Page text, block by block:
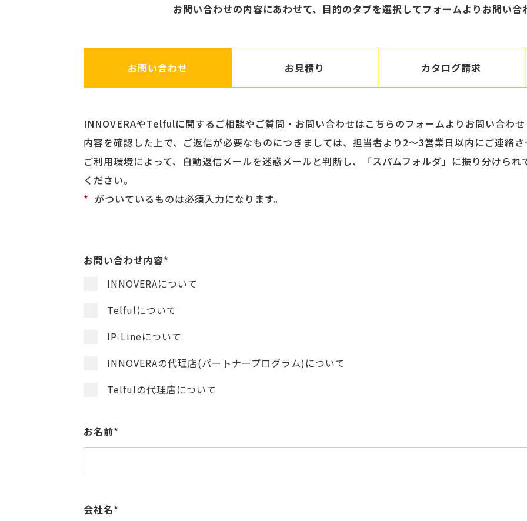
お問い合わせの内容にあわせて、目的のタブを選択してフォームよりお問い合
お問い合わせ お見積り カタログ請求
INNOVERAやTelfulに関するご相談やご質問・お問い合わせはこちらのフォームよりお問い合わ
内容を確認した上で、ご返信が必要なものにつきましては、担当者より2〜3営業日以内にご連絡
ご利用環境によって、自動返信メールを迷惑メールと判断し、「スパムフォルダ」に振り分けら
ください。
* がついているものは必須入力になります。
お問い合わせ内容*
INNOVERAについて
Telfulについて
IP-Lineについて
INNOVERAの代理店(パートナープログラム)について
Telfulの代理店について
お名前*
会社名*